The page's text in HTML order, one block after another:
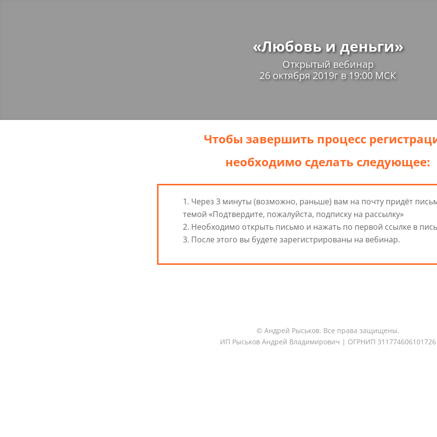
«Любовь и деньги»
Открытый вебинар
26 октября 2019г в 19:00 МСК
Чтобы завершить процесс
необходимо сделать следующее:
Через 3 минуты (возможно, раньше) вам на почту придёт
темой «Подтвердите, пожалуйста, подписку на рассылку»
Необходимо открыть письмо и нажать по первой ссылке в
После этого вы будете зарегистрированы на вебинар.
© Андрей Рыськов. Все права защищены.
ИП Рыськов Андрей Владимирович | ОГРНИП 311774606101726